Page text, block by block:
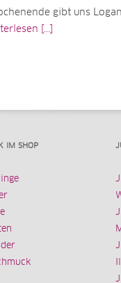
gibt uns
[...]
IM SHOP